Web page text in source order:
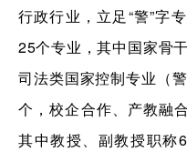
行政行业，立足“警”字
25个专业，其中国家骨
司法类国家控制专业（
个，校企合作、产教融
其中教授、副教授职称